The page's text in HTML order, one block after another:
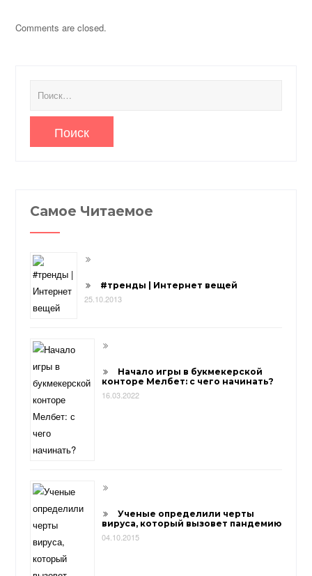
Comments are closed.
Самое Читаемое
#тренды | Интернет вещей
25.10.2013
Начало игры в букмекерской
конторе Мелбет: с чего начинать?
16.03.2022
Ученые определили черты
вируса, который вызовет пандемию
04.10.2015